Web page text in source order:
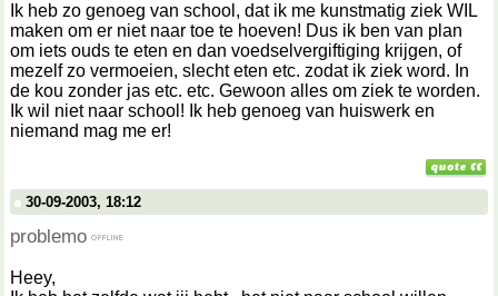
Ik heb zo genoeg van school, dat ik me kunstmatig ziek WIL
maken om er niet naar toe te hoeven! Dus ik ben van plan
om iets ouds te eten en dan voedselvergiftiging krijgen, of
mezelf zo vermoeien, slecht eten etc. zodat ik ziek word. In
de kou zonder jas etc. etc. Gewoon alles om ziek te worden.
Ik wil niet naar school! Ik heb genoeg van huiswerk en
niemand mag me er!
30-09-2003, 18:12
problemo
Heey,